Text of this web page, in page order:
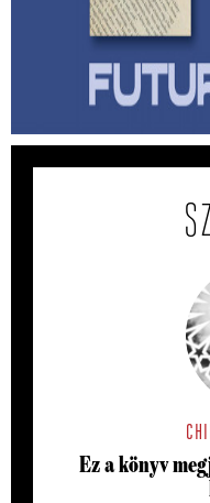
Megmenthető-e a
értékes
Ez a könyv